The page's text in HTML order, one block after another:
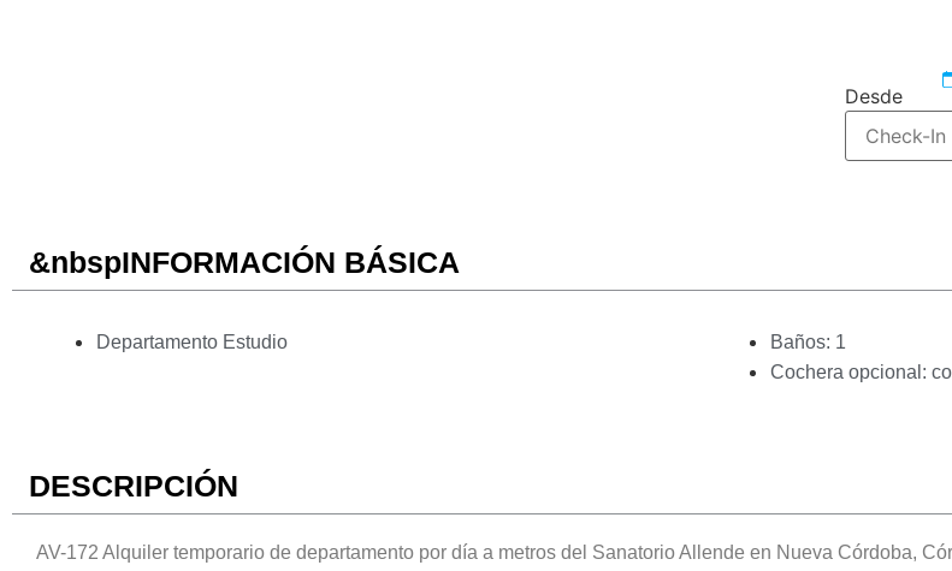
Desde
&nbspINFORMACIÓN BÁSICA
Departamento Estudio
Baños: 1
Cochera opcional:
DESCRIPCIÓN
AV-172 Alquiler temporario de departamento por día a metros del Sanatorio Allende en Nueva Córdoba,